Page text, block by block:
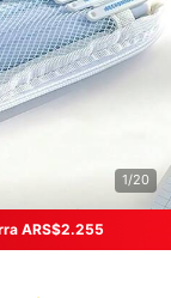
1/20
ARS$2.255